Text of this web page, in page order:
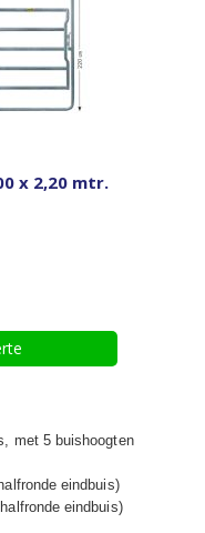
x 2,20 mtr.
met 5 buishoogten
eindbuis)
eindbuis)